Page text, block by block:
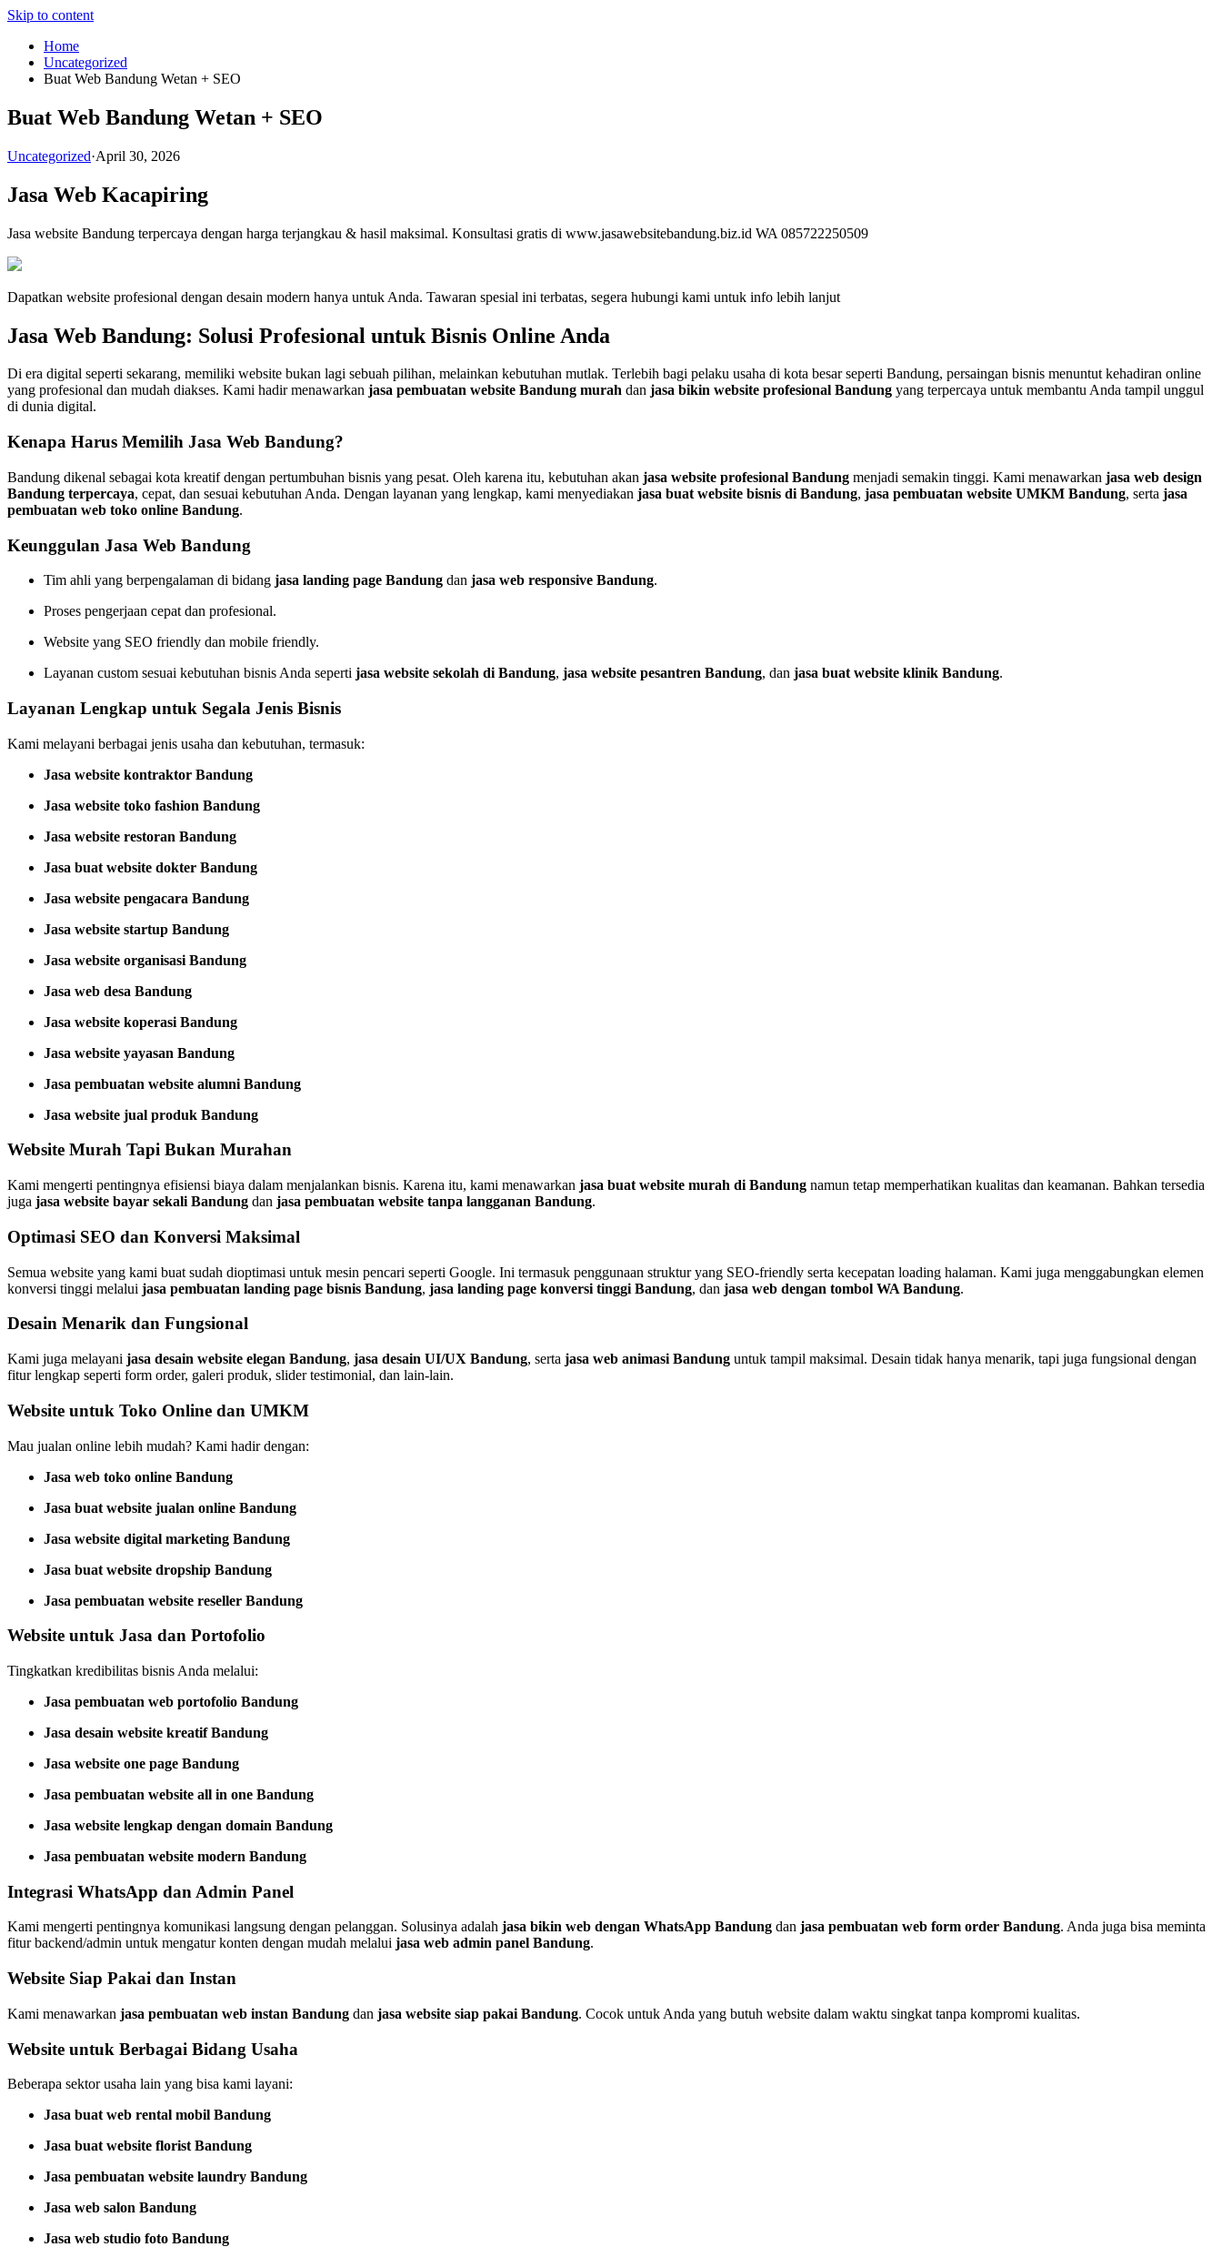
Skip to content
Home
Uncategorized
Buat Web Bandung Wetan + SEO
Buat Web Bandung Wetan + SEO
Uncategorized·April 30, 2026
Jasa Web Kacapiring
Jasa website Bandung terpercaya dengan harga terjangkau & hasil maksimal. Konsultasi gratis di www.jasawebsitebandung.biz.id WA 085722250509
Dapatkan website profesional dengan desain modern hanya untuk Anda. Tawaran spesial ini terbatas, segera hubungi kami untuk info lebih lanjut
Jasa Web Bandung: Solusi Profesional untuk Bisnis Online Anda
Di era digital seperti sekarang, memiliki website bukan lagi sebuah pilihan, melainkan kebutuhan mutlak. Terlebih bagi pelaku usaha di kota besar seperti Bandung, persaingan bisnis menuntut kehadiran online
yang profesional dan mudah diakses. Kami hadir menawarkan jasa pembuatan website Bandung murah dan jasa bikin website profesional Bandung yang terpercaya untuk membantu Anda tampil unggul
di dunia digital.
Kenapa Harus Memilih Jasa Web Bandung?
Bandung dikenal sebagai kota kreatif dengan pertumbuhan bisnis yang pesat. Oleh karena itu, kebutuhan akan jasa website profesional Bandung menjadi semakin tinggi. Kami menawarkan jasa web design
Bandung terpercaya, cepat, dan sesuai kebutuhan Anda. Dengan layanan yang lengkap, kami menyediakan jasa buat website bisnis di Bandung, jasa pembuatan website UMKM Bandung, serta jasa
pembuatan web toko online Bandung.
Keunggulan Jasa Web Bandung
Tim ahli yang berpengalaman di bidang jasa landing page Bandung dan jasa web responsive Bandung.
Proses pengerjaan cepat dan profesional.
Website yang SEO friendly dan mobile friendly.
Layanan custom sesuai kebutuhan bisnis Anda seperti jasa website sekolah di Bandung, jasa website pesantren Bandung, dan jasa buat website klinik Bandung.
Layanan Lengkap untuk Segala Jenis Bisnis
Kami melayani berbagai jenis usaha dan kebutuhan, termasuk:
Jasa website kontraktor Bandung
Jasa website toko fashion Bandung
Jasa website restoran Bandung
Jasa buat website dokter Bandung
Jasa website pengacara Bandung
Jasa website startup Bandung
Jasa website organisasi Bandung
Jasa web desa Bandung
Jasa website koperasi Bandung
Jasa website yayasan Bandung
Jasa pembuatan website alumni Bandung
Jasa website jual produk Bandung
Website Murah Tapi Bukan Murahan
Kami mengerti pentingnya efisiensi biaya dalam menjalankan bisnis. Karena itu, kami menawarkan jasa buat website murah di Bandung namun tetap memperhatikan kualitas dan keamanan. Bahkan tersedia
juga jasa website bayar sekali Bandung dan jasa pembuatan website tanpa langganan Bandung.
Optimasi SEO dan Konversi Maksimal
Semua website yang kami buat sudah dioptimasi untuk mesin pencari seperti Google. Ini termasuk penggunaan struktur yang SEO-friendly serta kecepatan loading halaman. Kami juga menggabungkan elemen
konversi tinggi melalui jasa pembuatan landing page bisnis Bandung, jasa landing page konversi tinggi Bandung, dan jasa web dengan tombol WA Bandung.
Desain Menarik dan Fungsional
Kami juga melayani jasa desain website elegan Bandung, jasa desain UI/UX Bandung, serta jasa web animasi Bandung untuk tampil maksimal. Desain tidak hanya menarik, tapi juga fungsional dengan
fitur lengkap seperti form order, galeri produk, slider testimonial, dan lain-lain.
Website untuk Toko Online dan UMKM
Mau jualan online lebih mudah? Kami hadir dengan:
Jasa web toko online Bandung
Jasa buat website jualan online Bandung
Jasa website digital marketing Bandung
Jasa buat website dropship Bandung
Jasa pembuatan website reseller Bandung
Website untuk Jasa dan Portofolio
Tingkatkan kredibilitas bisnis Anda melalui:
Jasa pembuatan web portofolio Bandung
Jasa desain website kreatif Bandung
Jasa website one page Bandung
Jasa pembuatan website all in one Bandung
Jasa website lengkap dengan domain Bandung
Jasa pembuatan website modern Bandung
Integrasi WhatsApp dan Admin Panel
Kami mengerti pentingnya komunikasi langsung dengan pelanggan. Solusinya adalah jasa bikin web dengan WhatsApp Bandung dan jasa pembuatan web form order Bandung. Anda juga bisa meminta
fitur backend/admin untuk mengatur konten dengan mudah melalui jasa web admin panel Bandung.
Website Siap Pakai dan Instan
Kami menawarkan jasa pembuatan web instan Bandung dan jasa website siap pakai Bandung. Cocok untuk Anda yang butuh website dalam waktu singkat tanpa kompromi kualitas.
Website untuk Berbagai Bidang Usaha
Beberapa sektor usaha lain yang bisa kami layani:
Jasa buat web rental mobil Bandung
Jasa buat website florist Bandung
Jasa pembuatan website laundry Bandung
Jasa web salon Bandung
Jasa web studio foto Bandung